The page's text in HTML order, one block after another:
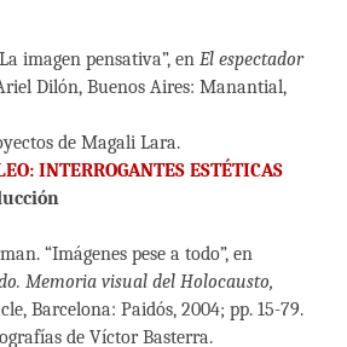
imagen pensativa”, en El espectador
Dilón, Buenos Aires: Manantial,
de Magali Lara.
INTERROGANTES ESTÉTICAS
“Imágenes pese a todo”, en
Memoria visual del Holocausto,
Barcelona: Paidós, 2004; pp. 15-79.
de Víctor Basterra.